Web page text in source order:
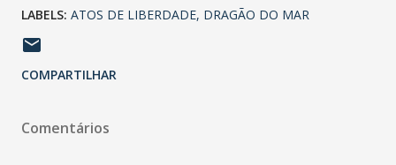
LABELS: ATOS DE LIBERDADE DRAGÃO DO MAR
COMPARTILHAR
Comentários